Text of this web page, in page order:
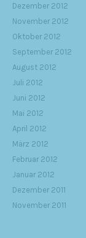
Dezember 2012
November 2012
Oktober 2012
September 2012
August 2012
Juli 2012
Juni 2012
Mai 2012
April 2012
März 2012
Februar 2012
Januar 2012
Dezember 2011
November 2011